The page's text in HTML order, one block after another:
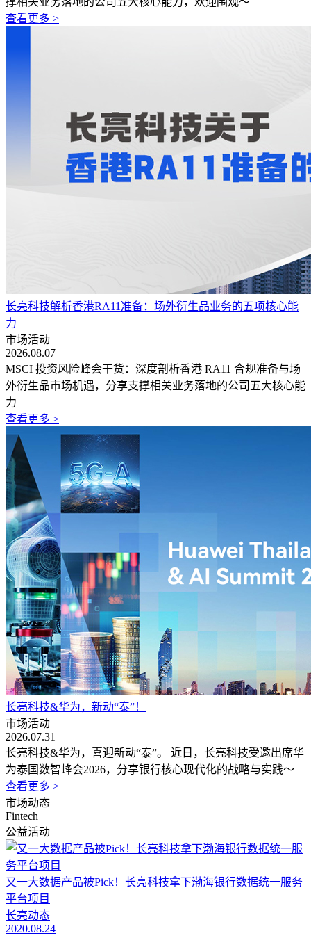
查看更多 >
长亮科技解析香港RA11准备：场外衍生品业务的五项核心能
力
市场活动
2026.08.07
MSCI 投资风险峰会干货：深度剖析香港 RA11 合规准备与场
外衍生品市场机遇，分享支撑相关业务落地的公司五大核心能
力
查看更多 >
长亮科技&华为，新动“泰”！
市场活动
2026.07.31
长亮科技&华为，喜迎新动“泰”。 近日，长亮科技受邀出席华
为泰国数智峰会2026，分享银行核心现代化的战略与实践～
查看更多 >
市场动态
Fintech
公益活动
又一大数据产品被Pick！长亮科技拿下渤海银行数据统一服务
平台项目
长亮动态
2020.08.24